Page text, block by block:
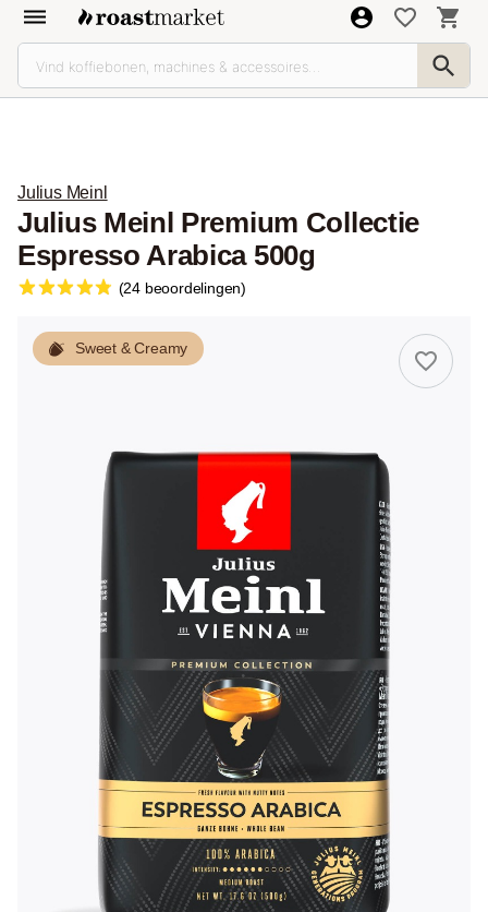
Julius Meinl
Julius Meinl Premium Collectie
Espresso Arabica 500g
(24 beoordelingen)
Sweet & Creamy